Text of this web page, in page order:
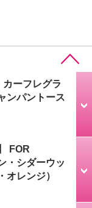
ーフレグラ
ンパントース
FOR
・シダーウッ
オレンジ）